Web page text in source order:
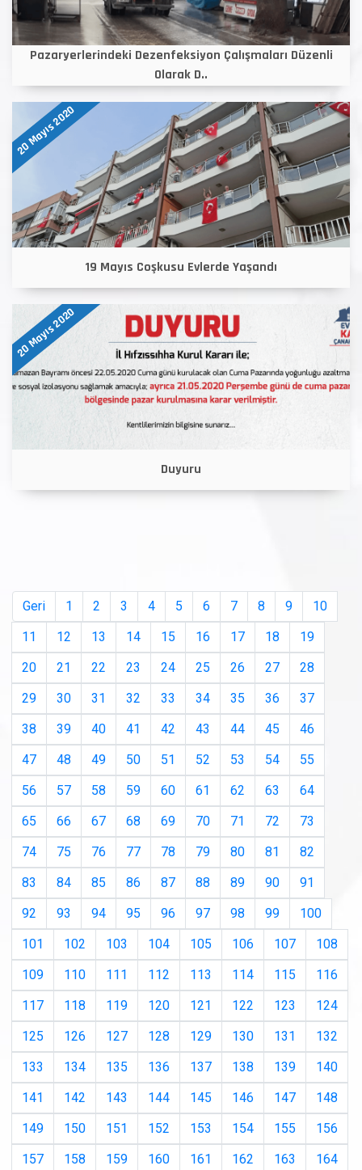
Pazaryerlerindeki Dezenfeksiyon Çalışmaları Düzenli
Olarak D..
20 Mayıs 2020
19 Mayıs Coşkusu Evlerde Yaşandı
20 Mayıs 2020
Duyuru
Geri 1 2 3 4 5 6 7 8 9
10
11
12 13 14 15 16 17 18
19
20
21 22 23 24 25 26 27
28
29
30 31 32 33 34 35 36
37
38
39 40 41 42 43 44 45
46
47
48 49 50 51 52 53 54
55
56
57 58 59 60 61 62 63
64
65
66 67 68 69 70 71 72
73
74
75 76 77 78 79 80 81
82
83
84 85 86 87 88 89 90
91
92
93 94 95 96 97 98 99
100
101
102 103 104 105 106 107
108
109
110 111 112 113 114 115
116
117
118 119 120 121 122 123
124
125
126 127 128 129 130 131
132
133
134 135 136 137 138 139
140
141
142 143 144 145 146 147
148
149
150 151 152 153 154 155
156
157
158 159 160 161 162 163
164